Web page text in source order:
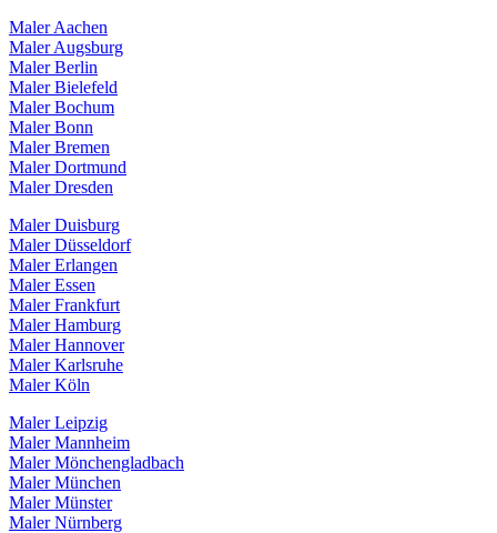
Maler Aachen
Maler Augsburg
Maler Berlin
Maler Bielefeld
Maler Bochum
Maler Bonn
Maler Bremen
Maler Dortmund
Maler Dresden
Maler Duisburg
Maler Düsseldorf
Maler Erlangen
Maler Essen
Maler Frankfurt
Maler Hamburg
Maler Hannover
Maler Karlsruhe
Maler Köln
Maler Leipzig
Maler Mannheim
Maler Mönchengladbach
Maler München
Maler Münster
Maler Nürnberg